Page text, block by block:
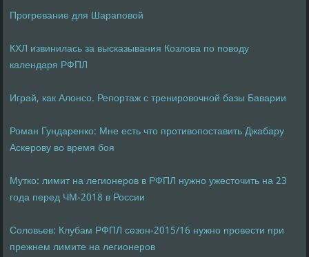
Прогревание для Шараповой
КХЛ извинилась за высказывания Козлова по поводу
календаря РФПЛ
Играй, как Алонсо. Репортаж с тренировочной базы Баварии
Роман Гундаренко: Мне есть что противопоставить Джабару
Аскерову во время боя
Мутко: лимит на легионеров в РФПЛ нужно ужесточить на 23
года перед ЧМ-2018 в России
Соловьев: Клубам РФПЛ сезон-2015/16 нужно провести при
прежнем лимите на легионеров